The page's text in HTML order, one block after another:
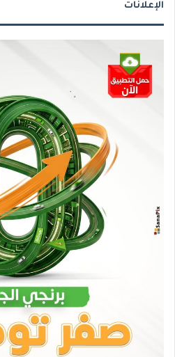
الإعلانات